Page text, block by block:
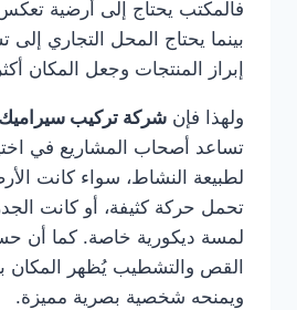
فالمكتب يحتاج إلى أرضية تعكس
بينما يحتاج المحل التجاري
إبراز المنتجات وجعل المكان
ولهذا فإن شركة تركيب
تساعد أصحاب المشاريع في
لطبيعة النشاط، سواء كانت
تحمل حركة كثيفة، أو كانت
لمسة ديكورية خاصة. كما أن
القص والتشطيب يُظهر المكان
ويمنحه شخصية بصرية مميزة.